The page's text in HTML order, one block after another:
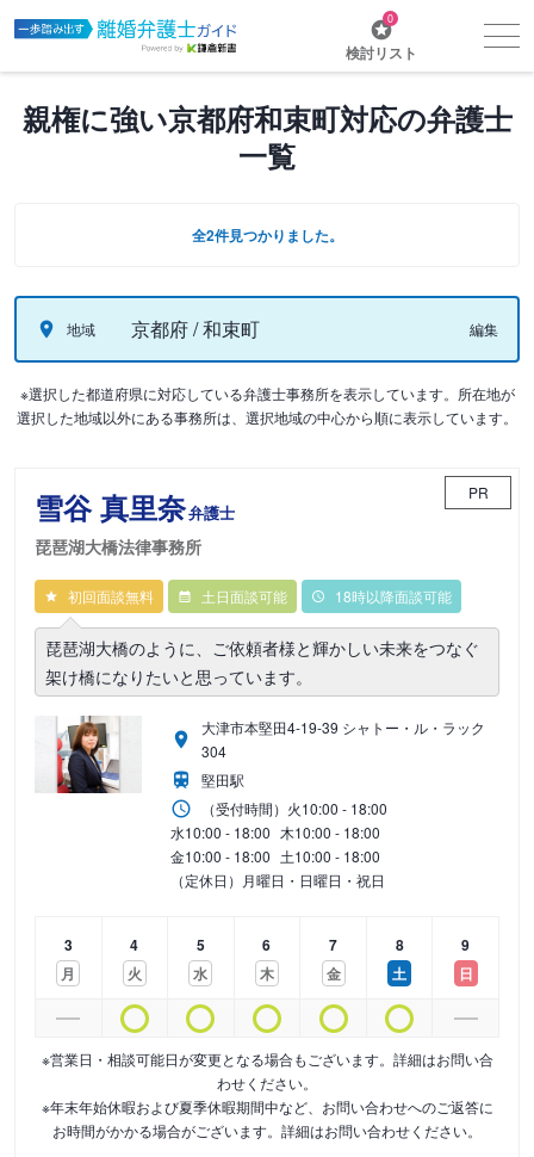
0
検討リスト
親権に強い京都府和束町対応の弁護士
一覧
全2件見つかりました。
地域 京都府 / 和束町 編集
※選択した都道府県に対応している弁護士事務所を表示しています。所在地が
選択した地域以外にある事務所は、選択地域の中心から順に表示しています。
雪谷 真里奈弁護士
琵琶湖大橋法律事務所
PR
初回面談無料 土日面談可能 18時以降面談可能
琵琶湖大橋のように、ご依頼者様と輝かしい未来をつなぐ
架け橋になりたいと思っています。
大津市本堅田4-19-39 シャトー・ル・ラック
304
堅田駅
（受付時間） 火10:00 - 18:00
水10:00 - 18:00 木10:00 - 18:00
金10:00 - 18:00 土10:00 - 18:00
（定休日）月曜日・日曜日・祝日
3
月
4
火
5
水
6
木
7
金
8
土
9
日
※営業日・相談可能日が変更となる場合もございます。詳細はお問い合
わせください。
※年末年始休暇および夏季休暇期間中など、お問い合わせへのご返答に
お時間がかかる場合がございます。詳細はお問い合わせください。